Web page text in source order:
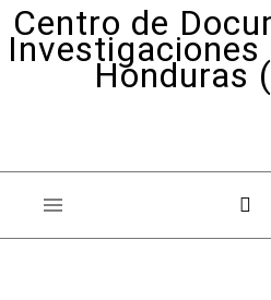
Centro de
Honduras